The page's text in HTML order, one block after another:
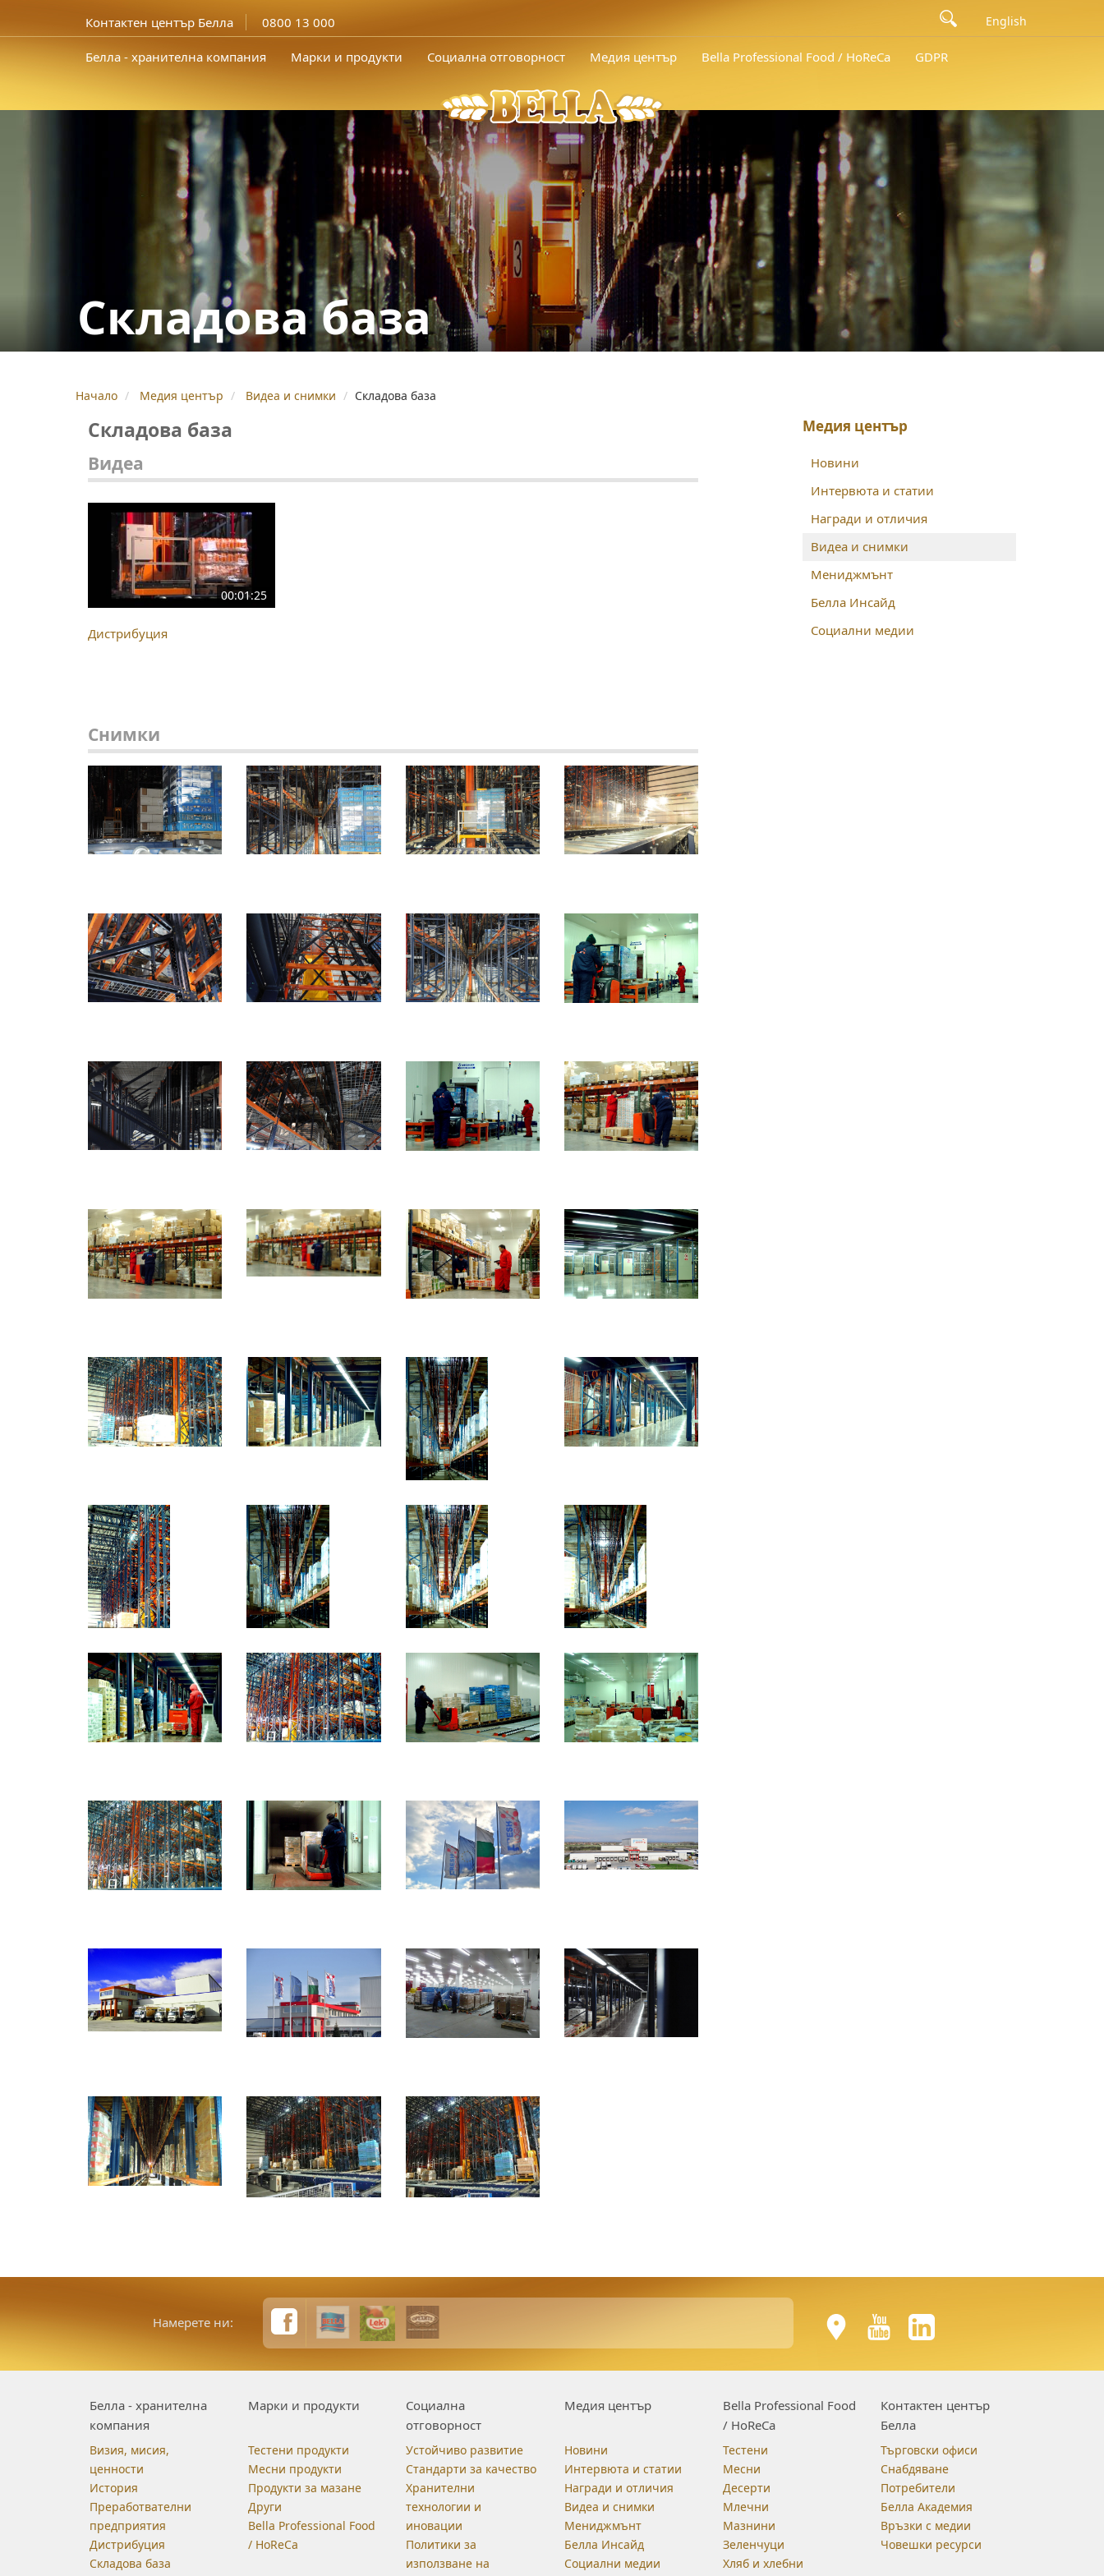
Контактен център Белла 0800 13 000 English
Белла - хранителна компания Марки и продукти Социална отговорност Медия център Bella Professional Food / HoReCa GDPR
Складова база
Начало Медия център Видеа и снимки Складова база
Складова база
Видеа
00:01:25
Дистрибуция
Снимки
Медия център
Новини
Интервюта и статии
Награди и отличия
Видеа и снимки
Мениджмънт
Белла Инсайд
Социални медии
Намерете ни:
Белла - хранителна
компания
Визия, мисия,
ценности
История
Преработвателни
предприятия
Дистрибуция
Складова база
Марки и продукти
Тестени продукти
Месни продукти
Продукти за мазане
Други
Bella Professional Food
/ HoReCa
Социална
отговорност
Устойчиво развитие
Стандарти за качество
Хранителни
технологии и
иновации
Политики за
използване на
Медия център
Новини
Интервюта и статии
Награди и отличия
Видеа и снимки
Мениджмънт
Белла Инсайд
Социални медии
Bella Professional Food
/ HoReCa
Тестени
Месни
Десерти
Млечни
Мазнини
Зеленчуци
Хляб и хлебни
Контактен център
Белла
Търговски офиси
Снабдяване
Потребители
Белла Академия
Връзки с медии
Човешки ресурси